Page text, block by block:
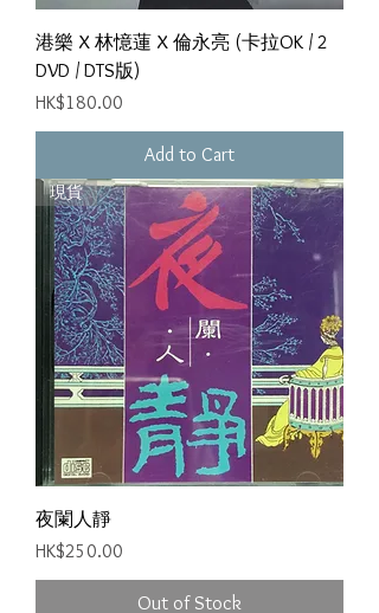
港樂 X 林憶蓮 X 倫永亮 (卡拉OK / 2
DVD / DTS版)
Price
HK$180.00
Add to Cart
現貨
夜闌人靜
Price
HK$250.00
Out of Stock